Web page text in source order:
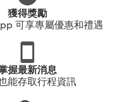
獲得獎勵
可享專屬優惠和禮遇
握最新消息
能存取行程資訊